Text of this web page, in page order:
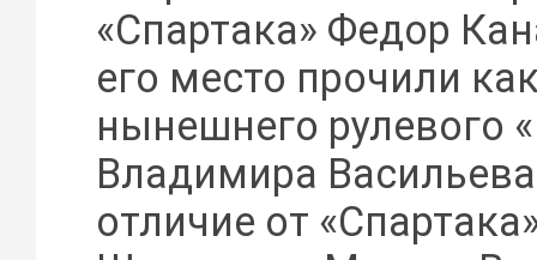
«Спартака» Федор
его место прочили
нынешнего рулевого
Владимира
отличие от